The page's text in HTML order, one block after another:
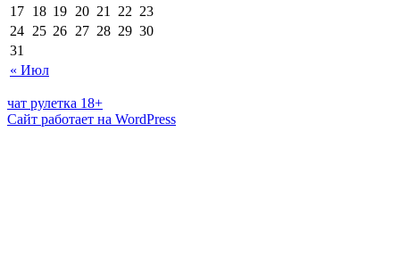
« Июл
17 18 19 20 21 22 23
24 25 26 27 28 29 30
31
чат рулетка 18+
Сайт работает на WordPress